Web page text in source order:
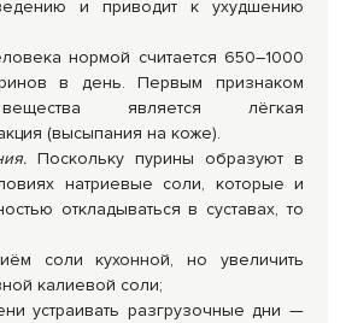
и приводит к ухудшению
нормой считается 650–1000
в день. Первым признаком
является лёгкая
(высыпания на коже).
Поскольку пурины образуют в
натриевые соли, которые и
откладываться в суставах, то
соли кухонной, но увеличить
калиевой соли;
устраивать разгрузочные дни —